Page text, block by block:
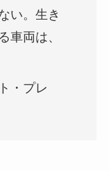
い。生き
車両は、
・プレ